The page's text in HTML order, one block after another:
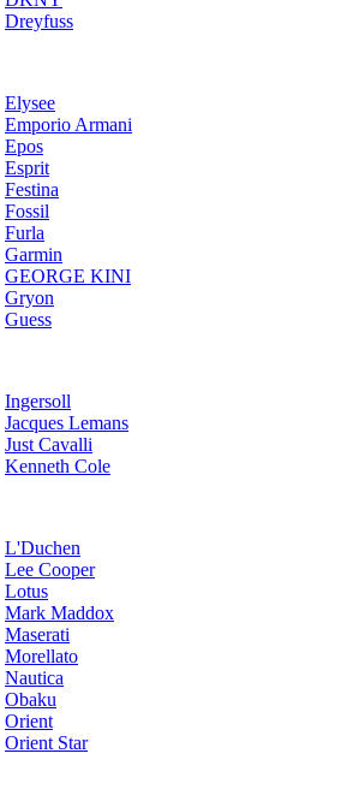
Dreyfuss
Elysee
Emporio Armani
Epos
Esprit
Festina
Fossil
Furla
Garmin
GEORGE KINI
Gryon
Guess
Ingersoll
Jacques Lemans
Just Cavalli
Kenneth Cole
L'Duchen
Lee Cooper
Lotus
Mark Maddox
Maserati
Morellato
Nautica
Obaku
Orient
Orient Star